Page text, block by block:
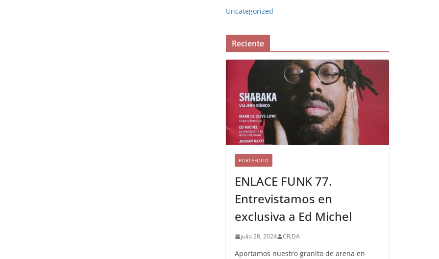
Uncategorized
Reciente
PORTAFOLIO
ENLACE FUNK 77.
Entrevistamos en
exclusiva a Ed Michel
julio 28, 2024 CR¡DA
Aportamos nuestro granito de arena en